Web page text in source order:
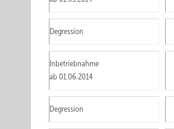
Degression
Inbetriebnahme
ab 01.06.2014
Degression